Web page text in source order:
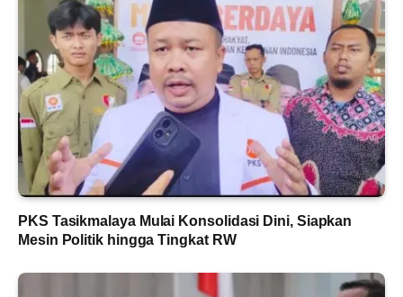
PKS Tasikmalaya Mulai Konsolidasi Dini, Siapkan
Mesin Politik hingga Tingkat RW